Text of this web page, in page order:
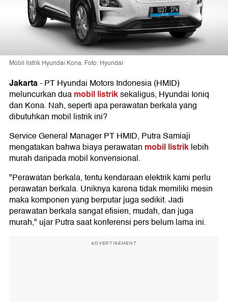
Mobil listrik Hyundai Kona. Foto: Hyundai
Jakarta-PT Hyundai Motors Indonesia (HMID)
meluncurkan duamobil listriksekaligus, Hyundai Ioniq
dan Kona. Nah, seperti apa perawatan berkala yang
dibutuhkan mobil listrik ini?
Service General Manager PT HMID, Putra Samiaji
mengatakan bahwa biaya perawatan mobil listriklebih
murah daripada mobil konvensional.
"Perawatan berkala, tentu kendaraan elektrik kami perlu
perawatan berkala. Uniknya karena tidak memiliki mesin
maka komponen yang berputar juga sedikit. Jadi
perawatan berkala sangat efisien, mudah, dan juga
murah," ujar Putra saat konferensi pers belum lama ini.
ADVERTISEMENT